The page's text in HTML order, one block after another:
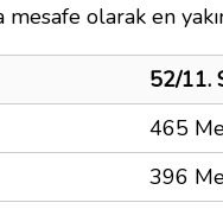
mesafe olarak en
52/11.
465
396